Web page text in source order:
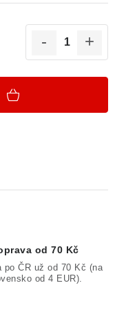
od 70 Kč
po ČR už od 70 Kč (na
od 4 EUR).